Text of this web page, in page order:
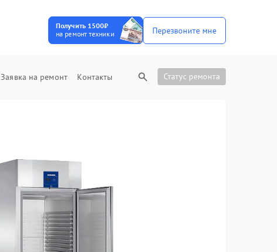
Получить 1500₽
на ремонт техники
Перезвоните мне
Заявка на ремонт Контакты Статус ремонта